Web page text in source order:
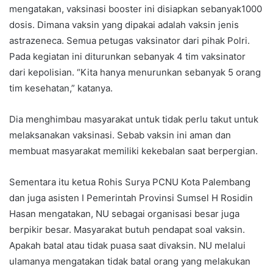
mengatakan, vaksinasi booster ini disiapkan sebanyak1000
dosis. Dimana vaksin yang dipakai adalah vaksin jenis
astrazeneca. Semua petugas vaksinator dari pihak Polri.
Pada kegiatan ini diturunkan sebanyak 4 tim vaksinator
dari kepolisian. “Kita hanya menurunkan sebanyak 5 orang
tim kesehatan,” katanya.
Dia menghimbau masyarakat untuk tidak perlu takut untuk
melaksanakan vaksinasi. Sebab vaksin ini aman dan
membuat masyarakat memiliki kekebalan saat berpergian.
Sementara itu ketua Rohis Surya PCNU Kota Palembang
dan juga asisten I Pemerintah Provinsi Sumsel H Rosidin
Hasan mengatakan, NU sebagai organisasi besar juga
berpikir besar. Masyarakat butuh pendapat soal vaksin.
Apakah batal atau tidak puasa saat divaksin. NU melalui
ulamanya mengatakan tidak batal orang yang melakukan